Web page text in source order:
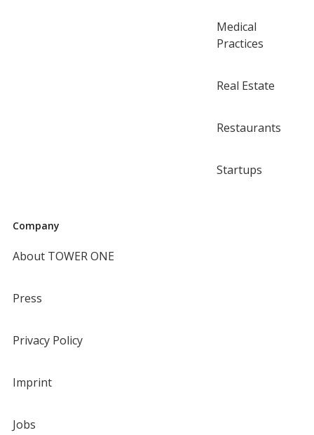
Medical
Practices
Real Estate
Restaurants
Startups
Company
About TOWER ONE
Press
Privacy Policy
Imprint
Jobs